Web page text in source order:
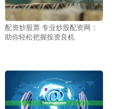
配资炒股票 专业炒股配资网：
助你轻松把握投资良机